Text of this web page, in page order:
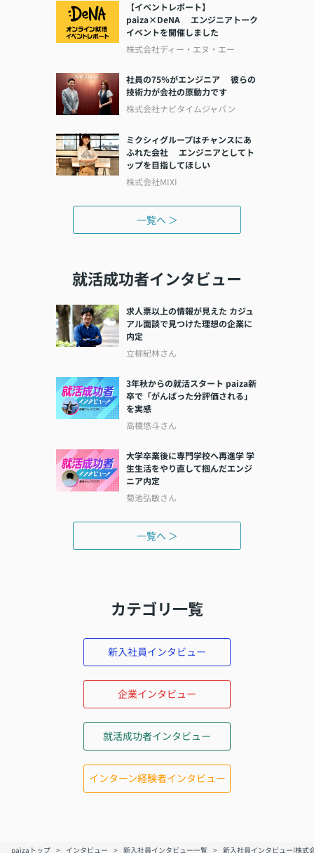
【イベントレポート】
paiza×DeNA エンジニアトーク
イベントを開催しました
株式会社ディー・エヌ・エー
社員の75％がエンジニア 彼らの
技術力が会社の原動力です
株式会社ナビタイムジャパン
ミクシィグループはチャンスにあ
ふれた会社 エンジニアとしてト
ップを目指してほしい
株式会社MIXI
一覧へ ＞
就活成功者インタビュー
求人票以上の情報が見えた カジュ
アル面談で見つけた理想の企業に
内定
立柳紀林さん
3年秋からの就活スタート paiza新
卒で「がんばった分評価される」
を実感
高橋悠斗さん
大学卒業後に専門学校へ再進学 学
生生活をやり直して掴んだエンジ
ニア内定
菊池弘敏さん
一覧へ ＞
カテゴリ一覧
新入社員インタビュー
企業インタビュー
就活成功者インタビュー
インターン経験者インタビュー
paizaトップ インタビュー 新入社員インタビュー一覧 新入社員インタビュー(株式